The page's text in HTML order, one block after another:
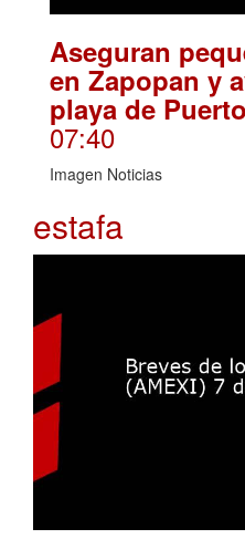
Aseguran
en Zapopan y
playa de
07:40
Imagen Noticias
estafa